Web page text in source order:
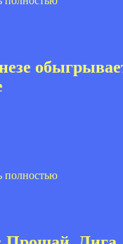
полностью